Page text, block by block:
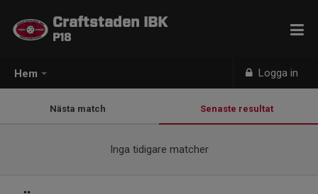
Hem Logga in
Craftstaden IBK
P18
Nästa match Senaste resultat
Inga tidigare matcher